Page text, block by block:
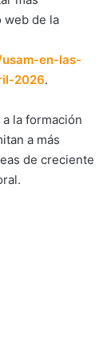
web de la
en-las-
2026.
la formación
a más
de creciente